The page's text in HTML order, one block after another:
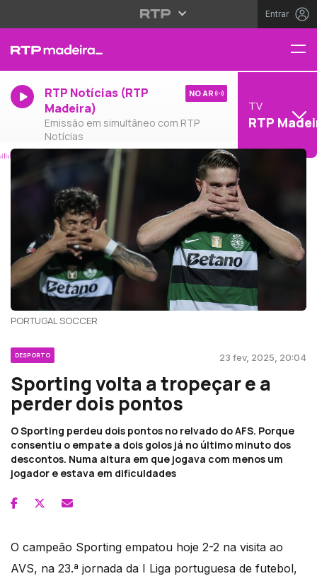
Entrar
RTP Notícias (RTP
Madeira)
Emissão em simultâneo com RTP
Notícias
NO AR
TV
RTP
PORTUGAL SOCCER
DESPORTO 23 fev, 2025, 20:04
Sporting volta a tropeçar e a
perder dois pontos
O Sporting perdeu dois pontos no relvado do AFS. Porque
consentiu o empate a dois golos já no último minuto dos
descontos. Numa altura em que jogava com menos um
jogador e estava em dificuldades
O campeão Sporting empatou hoje 2-2 na visita ao
AVS, na 23.ª jornada da I Liga portuguesa de futebol,